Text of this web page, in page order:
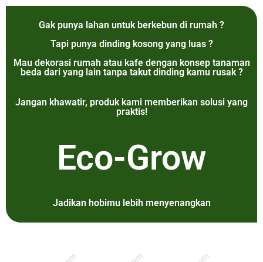
Gak punya lahan untuk berkebun di rumah ?
Tapi punya dinding kosong yang luas ?
Mau dekorasi rumah atau kafe dengan konsep tanaman
beda dari yang lain tanpa takut dinding kamu rusak ?
Jangan khawatir, produk kami memberikan solusi yang
praktis!
Eco-Grow
Jadikan hobimu lebih menyenangkan